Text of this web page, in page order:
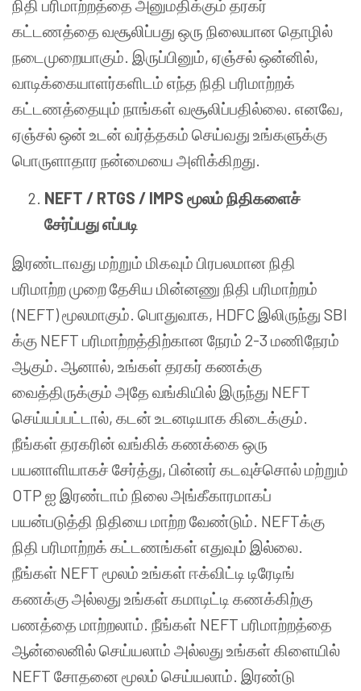
நிதி பரிமாற்றத்தை அனுமதிக்கும் தரகர்
கட்டணத்தை வசூலிப்பது ஒரு நிலையான தொழில்
நடைமுறையாகும். இருப்பினும், ஏஞ்சல் ஒன்னில்,
வாடிக்கையாளர்களிடம் எந்த நிதி பரிமாற்றக்
கட்டணத்தையும் நாங்கள் வசூலிப்பதில்லை. எனவே,
ஏஞ்சல் ஒன் உடன் வர்த்தகம் செய்வது உங்களுக்கு
பொருளாதார நன்மையை அளிக்கிறது.
NEFT / RTGS / IMPS மூலம் நிதிகளைச்
சேர்ப்பது எப்படி
இரண்டாவது மற்றும் மிகவும் பிரபலமான நிதி
பரிமாற்ற முறை தேசிய மின்னணு நிதி பரிமாற்றம்
(NEFT) மூலமாகும். பொதுவாக, HDFC இலிருந்து SBI
க்கு NEFT பரிமாற்றத்திற்கான நேரம் 2-3 மணிநேரம்
ஆகும். ஆனால், உங்கள் தரகர் கணக்கு
வைத்திருக்கும் அதே வங்கியில் இருந்து NEFT
செய்யப்பட்டால், கடன் உடனடியாக கிடைக்கும்.
நீங்கள் தரகரின் வங்கிக் கணக்கை ஒரு
பயனாளியாகச் சேர்த்து, பின்னர் கடவுச்சொல் மற்றும்
OTP ஐ இரண்டாம் நிலை அங்கீகாரமாகப்
பயன்படுத்தி நிதியை மாற்ற வேண்டும். NEFTக்கு
நிதி பரிமாற்றக் கட்டணங்கள் எதுவும் இல்லை.
நீங்கள் NEFT மூலம் உங்கள் ஈக்விட்டி டிரேடிங்
கணக்கு அல்லது உங்கள் கமாடிட்டி கணக்கிற்கு
பணத்தை மாற்றலாம். நீங்கள் NEFT பரிமாற்றத்தை
ஆன்லைனில் செய்யலாம் அல்லது உங்கள் கிளையில்
NEFT சோதனை மூலம் செய்யலாம். இரண்டு